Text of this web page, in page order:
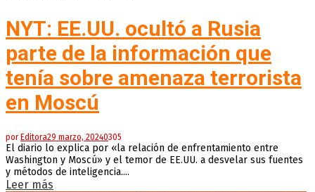
NYT: EE.UU. ocultó a Rusia
parte de la información que
tenía sobre amenaza terrorista
en Moscú
por Editora29 marzo, 20240305
El diario lo explica por «la relación de enfrentamiento entre
Washington y Moscú» y el temor de EE.UU. a desvelar sus fuentes
y métodos de inteligencia....
Leer más